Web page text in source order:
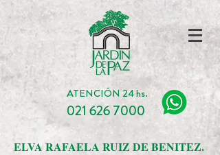
ATENCIÓN 24 hs.
021 626 7000
ELVA RAFAELA RUIZ DE BENITEZ.